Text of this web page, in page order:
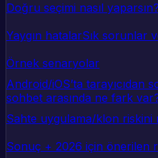
Doğru seçimi nasıl
Yaygın hatalarSık sorunlar
Örnek senaryolar
Android/iOS’ta tarayıcıdan
sohbet arasında ne fark
Sahte uygulama/klon riskini
Sonuç + 2026 için önerilen